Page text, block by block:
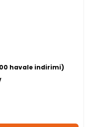
havale indirimi)